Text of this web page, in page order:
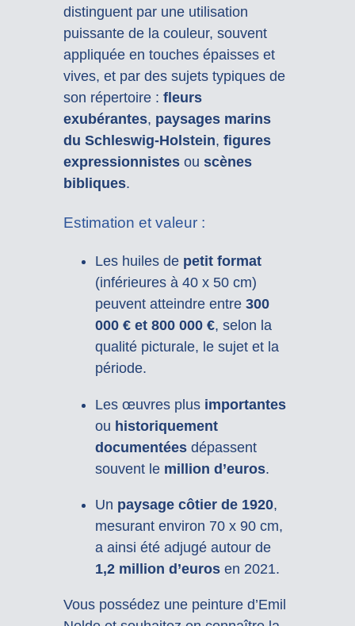
distinguent par une utilisation
puissante de la couleur, souvent
appliquée en touches épaisses et
vives, et par des sujets typiques de
son répertoire : fleurs
exubérantes, paysages marins
du Schleswig-Holstein, figures
expressionnistesou scènes
bibliques.
Estimation et valeur :
Les huiles de petit format
(inférieures à 40 x 50 cm)
peuvent atteindre entre 300
000 € et 800 000 €, selon la
qualité picturale, le sujet et la
période.
Les œuvres plus importantes
ou historiquement
documentéesdépassent
souvent le million d’euros.
Un paysage côtier de 1920,
mesurant environ 70 x 90 cm,
a ainsi été adjugé autour de
1,2 million d’eurosen 2021.
Vous possédez une peinture d’Emil